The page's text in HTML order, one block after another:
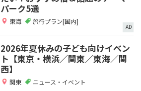
パーク5選
東海 旅行プラン[国内]
AD
2026年夏休みの子ども向けイベン
ト【東京・横浜／関東／東海／関
西】
関東 ニュース・イベント